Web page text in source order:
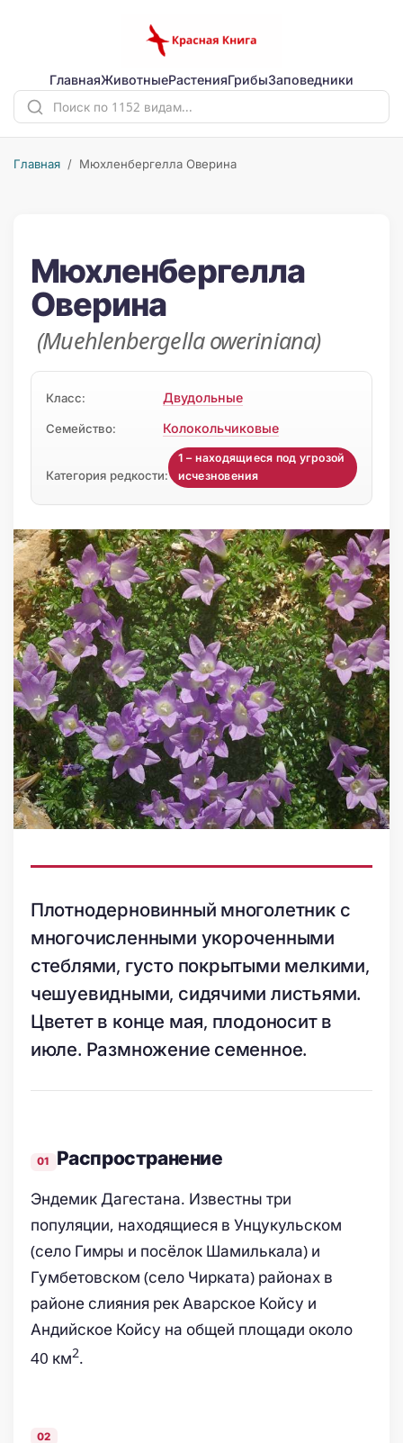
ГлавнаяЖивотныеРастенияГрибыЗаповедники
Главная / Мюхленбергелла Оверина
Мюхленбергелла
Оверина
(Muehlenbergella oweriniana)
Класс: Двудольные
Семейство: Колокольчиковые
Категория редкости:
1 – находящиеся под угрозой
исчезновения
Плотнодерновинный многолетник с
многочисленными укороченными
стеблями, густо покрытыми мелкими,
чешуевидными, сидячими листьями.
Цветет в конце мая, плодоносит в
июле. Размножение семенное.
Распространение
Эндемик Дагестана. Известны три
популяции, находящиеся в Унцукульском
(село Гимры и посёлок Шамилькала) и
Гумбетовском (село Чирката) районах в
районе слияния рек Аварское Койсу и
Андийское Койсу на общей площади около
40 км2.